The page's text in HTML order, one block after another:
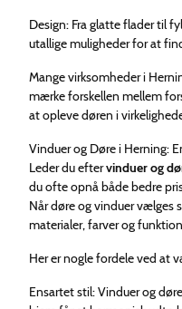
Design: Fra glatte flader til
utallige muligheder for at
Mange virksomheder i
mærke forskellen mellem
at opleve døren i
Vinduer og Døre i Herning:
Leder du eftervinduer og
du ofte opnå både bedre
Når døre og vinduer vælges
materialer, farver og
Her er nogle fordele ved at
Ensartet stil: Vinduer og